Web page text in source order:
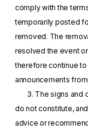
comply with the
temporarily posted
removed. The
resolved the event
therefore continue
announcements
3. The signs and
do not constitute,
advice or